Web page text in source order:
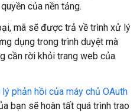
của nền tảng.
mã sẽ được trả về trình xử lý
dụng trong trình duyệt mà
cần rời khỏi trang web của
phản hồi của máy chủ OAuth
bạn sẽ hoàn tất quá trình trao